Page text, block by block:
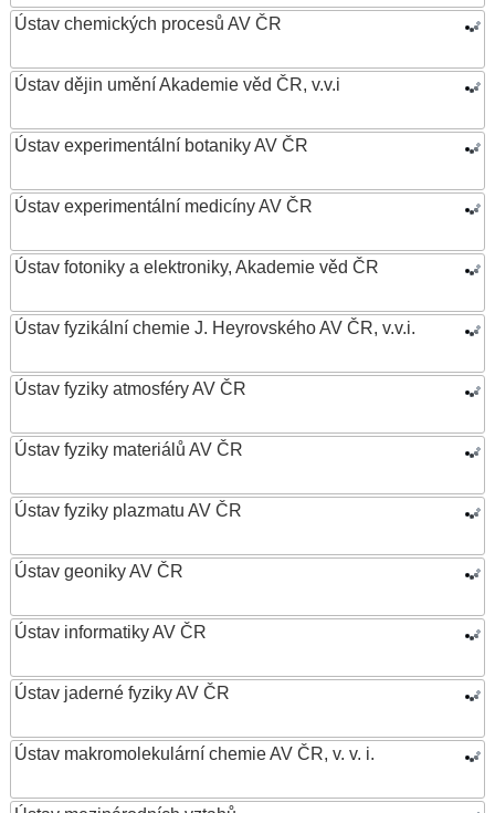
Ústav chemických procesů AV ČR
Ústav dějin umění Akademie věd ČR, v.v.i
Ústav experimentální botaniky AV ČR
Ústav experimentální medicíny AV ČR
Ústav fotoniky a elektroniky, Akademie věd ČR
Ústav fyzikální chemie J. Heyrovského AV ČR, v.v.i.
Ústav fyziky atmosféry AV ČR
Ústav fyziky materiálů AV ČR
Ústav fyziky plazmatu AV ČR
Ústav geoniky AV ČR
Ústav informatiky AV ČR
Ústav jaderné fyziky AV ČR
Ústav makromolekulární chemie AV ČR, v. v. i.